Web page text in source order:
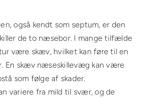
også kendt som septum, er den
de to næsebor. I mange tilfælde
være skæv, hvilket kan føre til en
En skæv næseskillevæg kan være
som følge af skader.
variere fra mild til svær, og de